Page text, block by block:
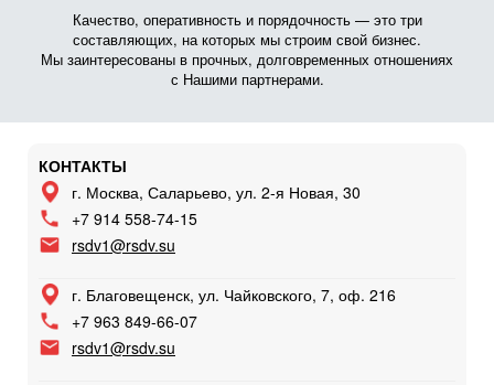
Качество, оперативность и порядочность — это три
составляющих, на которых мы строим свой бизнес.
Мы заинтересованы в прочных, долговременных отношениях
с Нашими партнерами.
КОНТАКТЫ
г. Москва, Саларьево, ул. 2-я Новая, 30
+7 914 558-74-15
rsdv1@rsdv.su
г. Благовещенск, ул. Чайковского, 7, оф. 216
+7 963 849-66-07
rsdv1@rsdv.su